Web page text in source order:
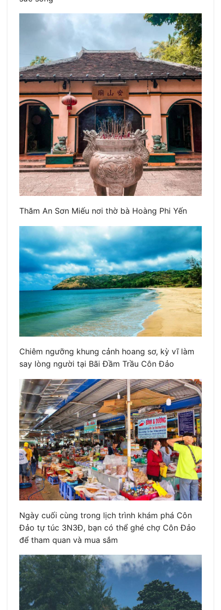
Thăm An Sơn Miếu nơi thờ bà Hoàng Phi Yến
Chiêm ngưỡng khung cảnh hoang sơ, kỳ vĩ làm
say lòng người tại Bãi Đầm Trầu Côn Đảo
Ngày cuối cùng trong lịch trình khám phá Côn
Đảo tự túc 3N3Đ, bạn có thể ghé chợ Côn Đảo
để tham quan và mua sắm